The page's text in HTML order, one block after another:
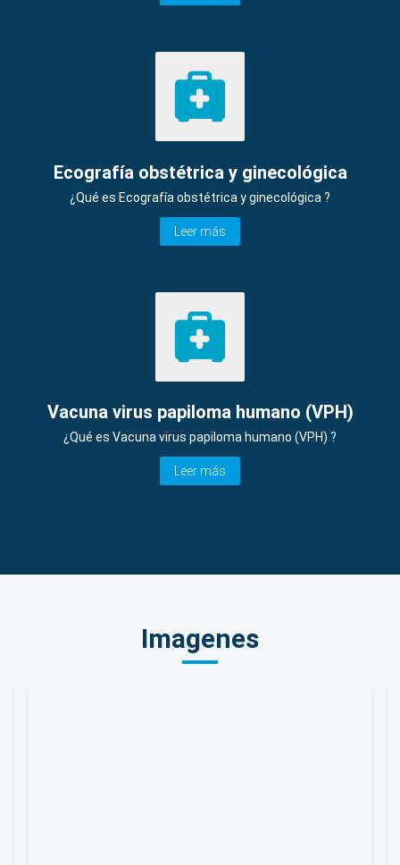
Ecografía obstétrica y ginecológica
¿Qué es Ecografía obstétrica y ginecológica ?
Leer más
Vacuna virus papiloma humano (VPH)
¿Qué es Vacuna virus papiloma humano (VPH) ?
Leer más
Imagenes